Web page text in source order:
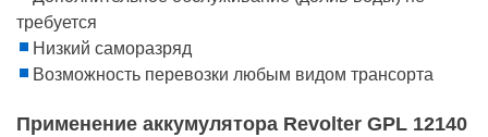
требуется
Низкий саморазряд
Возможность перевозки любым видом трансорта
Применение аккумулятора Revolter GPL 12140